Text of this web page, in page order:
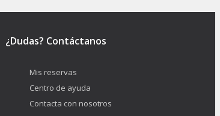
¿Dudas? Contáctanos
Mis reservas
Centro de ayuda
Contacta con nosotros